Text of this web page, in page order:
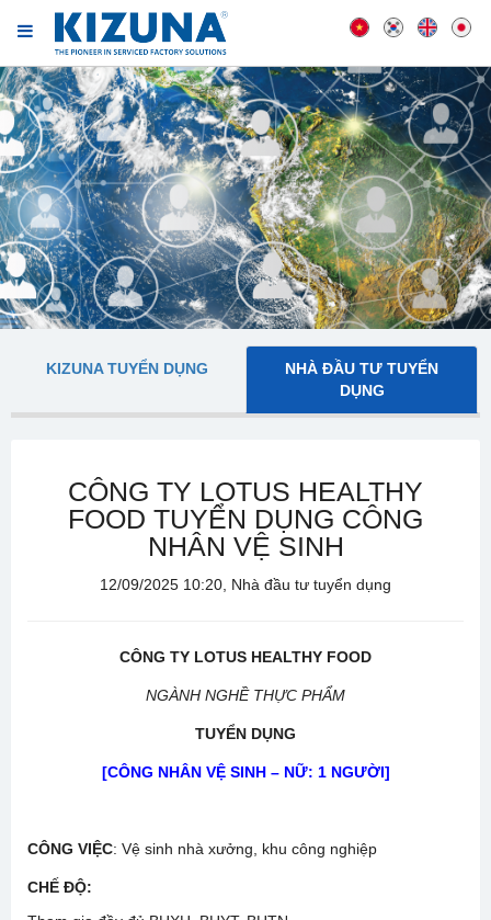
KIZUNA TUYỂN DỤNG
NHÀ ĐẦU TƯ TUYỂN
DỤNG
CÔNG TY LOTUS HEALTHY
FOOD TUYỂN DỤNG CÔNG
NHÂN VỆ SINH
12/09/2025 10:20, Nhà đầu tư tuyển dụng
CÔNG TY LOTUS HEALTHY FOOD
NGÀNH NGHỀ THỰC PHẨM
TUYỂN DỤNG
[CÔNG NHÂN VỆ SINH – NỮ: 1 NGƯỜI]
CÔNG VIỆC: Vệ sinh nhà xưởng, khu công nghiệp
CHẾ ĐỘ: